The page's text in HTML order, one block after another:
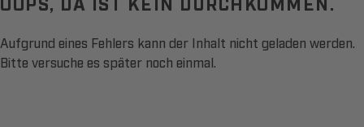
Aufgrund eines Fehlers kann der Inhalt nicht geladen werden.
Bitte versuche es später noch einmal.